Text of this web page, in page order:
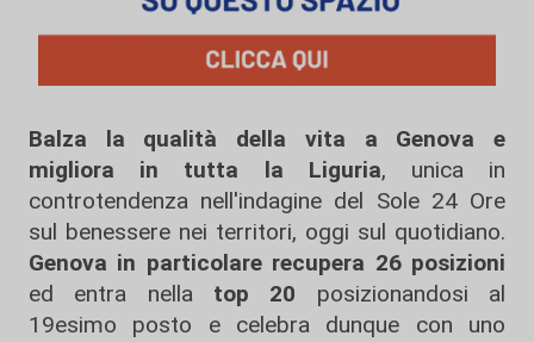
Balza la qualità della vita a Genova e
migliora in tutta la Liguria, unica in
controtendenza nell'indagine del Sole 24 Ore
sul benessere nei territori, oggi sul quotidiano.
Genova in particolare recupera 26 posizioni
ed entra nella top 20 posizionandosi al
19esimo posto e celebra dunque con uno